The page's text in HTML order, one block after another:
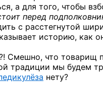
а для того, чтобы
перед
с расстегнутой
историю, как
Смешно, что товарищ
традиции мы будем
нету?